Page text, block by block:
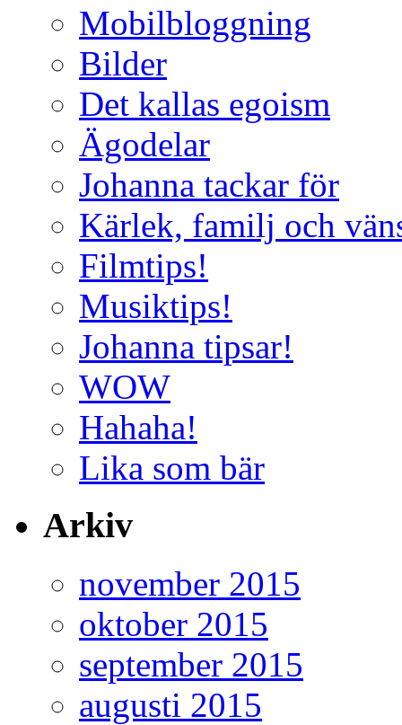
Mobilbloggning
Bilder
Det kallas egoism
Ägodelar
Johanna tackar för
Kärlek, familj och
Filmtips!
Musiktips!
Johanna tipsar!
WOW
Hahaha!
Lika som bär
Arkiv
november 2015
oktober 2015
september 2015
augusti 2015